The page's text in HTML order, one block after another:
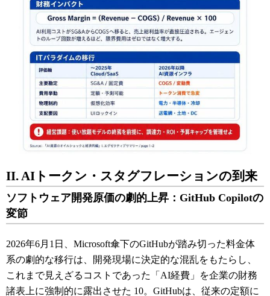
II. AIトークン・スタグフレーションの到来
ソフトウェア開発原価の劇的上昇：GitHub Copilotの
変節
2026年6月1日、Microsoft傘下のGitHubが踏み切った料金体
系の劇的な移行は、開発現場に決定的な混乱をもたらし、
これまで見えざるコストであった「AI経費」を企業の財務
諸表上に強制的に露出させた 10。GitHubは、従来の定額に